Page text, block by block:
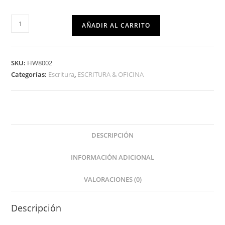
AÑADIR AL CARRITO
SKU: HW8002
Categorías: Escritura, ESCRITURA & OFICINA
DESCRIPCIÓN
INFORMACIÓN ADICIONAL
VALORACIONES (0)
Descripción